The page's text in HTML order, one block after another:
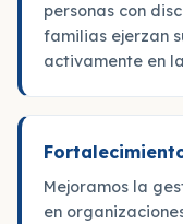
personas con
familias ejerzan
activamente en
Mejoramos la
en